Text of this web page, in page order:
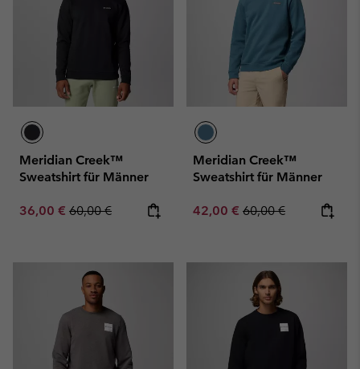
Meridian Creek™
Sweatshirt für Männer
Sale price:
36,00 € Regular price:
60,00 €
Meridian Creek™
Sweatshirt für Männer
Sale price:
42,00 € Regular price:
60,00 €